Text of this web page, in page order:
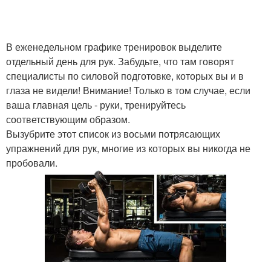
В еженедельном графике тренировок выделите
отдельный день для рук. Забудьте, что там говорят
специалисты по силовой подготовке, которых вы и в
глаза не видели! Внимание! Только в том случае, если
ваша главная цель - руки, тренируйтесь
соответствующим образом.
Вызубрите этот список из восьми потрясающих
упражнений для рук, многие из которых вы никогда не
пробовали.